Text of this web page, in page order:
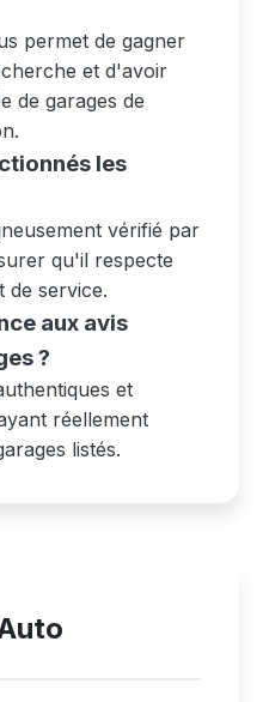
permet de gagner
et d'avoir
de garages de
les
vérifié par
qu'il respecte
de service.
aux avis
?
et
réellement
listés.